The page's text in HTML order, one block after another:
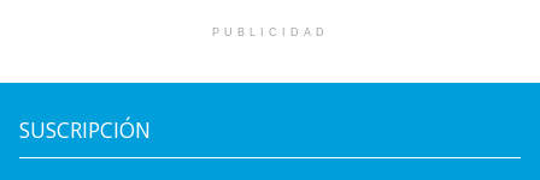
PUBLICIDAD
SUSCRIPCIÓN